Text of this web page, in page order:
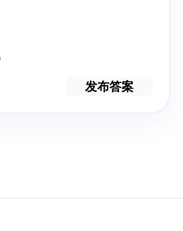
发布答案